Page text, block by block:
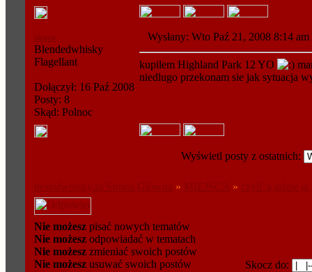
ricorn
Blendedwhisky
Flagellant
Dołączył: 16 Paź 2008
Posty: 8
Skąd: Polnoc
Wysłany: Wto Paź 21, 2008 8:14
kupilem Highland Park 12 YO
niedlugo przekonam sie jak sytuacja
Wyświetl posty z ostatnich:
bestofwhisky.pl Strona Główna » MIEJSCA » czyli 'a gdzie ją
Nie możesz pisać nowych tematów
Nie możesz odpowiadać w tematach
Nie możesz zmieniać swoich postów
Nie możesz usuwać swoich postów
Skocz do: